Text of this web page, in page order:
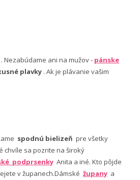
. Nezabúdame ani na mužov - pánske
plavky . Ak je plávanie vašim
spodnú bielizeň pre všetky
chvíle sa pozrite na široký
podprsenky Anita a iné. Kto pôjde
v županech.Dámské župany a